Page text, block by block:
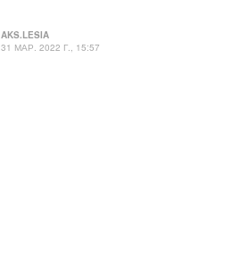
AKS.LESIA
31 МАР. 2022 Г., 15:57